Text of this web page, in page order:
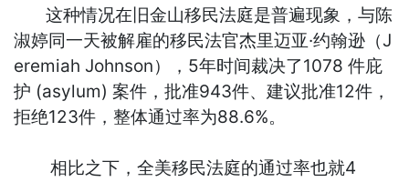
这种情况在旧金山移民法庭是普遍现象，与陈
淑婷同一天被解雇的移民法官杰里迈亚·约翰逊（J
eremiah Johnson），5年时间裁决了1078 件庇
护 (asylum) 案件，批准943件、建议批准12件，
拒绝123件，整体通过率为88.6%。
相比之下，全美移民法庭的通过率也就4